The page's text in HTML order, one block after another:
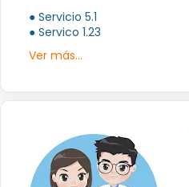
● Servicio 5.1
● Servico 1.23
Ver más...